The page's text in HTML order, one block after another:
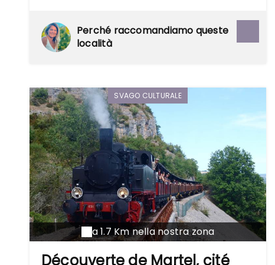
Perché raccomandiamo queste
località
SVAGO CULTURALE
a 1.7 Km nella nostra zona
Découverte de Martel, cité